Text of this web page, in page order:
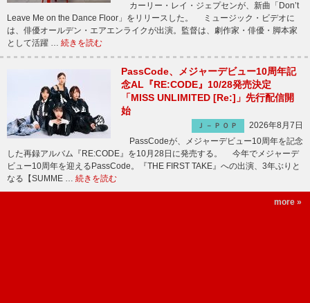
カーリー・レイ・ジェプセンが、新曲「Don’t
Leave Me on the Dance Floor」をリリースした。 ミュージック・ビデオに
は、俳優オールデン・エアエンライクが出演。監督は、劇作家・俳優・脚本家
として活躍 … 続きを読む
PassCode、メジャーデビュー10周年記
念AL『RE:CODE』10/28発売決定
「MISS UNLIMITED [Re:]」先行配信開
始
Ｊ－ＰＯＰ
2026年8月7日
PassCodeが、メジャーデビュー10周年を記念
した再録アルバム『RE:CODE』を10月28日に発売する。 今年でメジャーデ
ビュー10周年を迎えるPassCode。『THE FIRST TAKE』への出演、3年ぶりと
なる【SUMME … 続きを読む
more »